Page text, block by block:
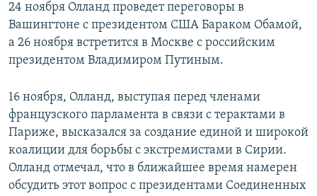
24 ноября Олланд проведет переговоры в
Вашингтоне с президентом США Бараком Обамой,
а 26 ноября встретится в Москве с российским
президентом Владимиром Путиным.
16 ноября, Олланд, выступая перед членами
французского парламента в связи с терактами в
Париже, высказался за создание единой и широкой
коалиции для борьбы с экстремистами в Сирии.
Олланд отмечал, что в ближайшее время намерен
обсудить этот вопрос с президентами Соединенных